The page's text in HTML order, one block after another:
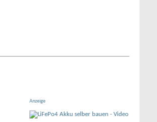
Anzeige